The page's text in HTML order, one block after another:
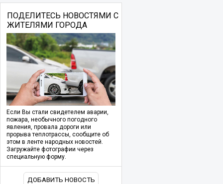
ПОДЕЛИТЕСЬ НОВОСТЯМИ С
ЖИТЕЛЯМИ ГОРОДА
Если Вы стали свидетелем аварии,
пожара, необычного погодного
явления, провала дороги или
прорыва теплотрассы, сообщите об
этом в ленте народных новостей.
Загружайте фотографии через
специальную форму.
ДОБАВИТЬ НОВОСТЬ